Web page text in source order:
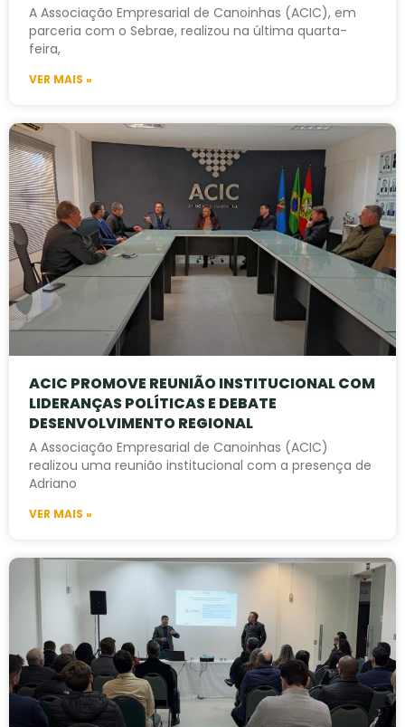
A Associação Empresarial de Canoinhas (ACIC), em
parceria com o Sebrae, realizou na última quarta-
feira,
VER MAIS »
ACIC PROMOVE REUNIÃO INSTITUCIONAL COM
LIDERANÇAS POLÍTICAS E DEBATE
DESENVOLVIMENTO REGIONAL
A Associação Empresarial de Canoinhas (ACIC)
realizou uma reunião institucional com a presença de
Adriano
VER MAIS »